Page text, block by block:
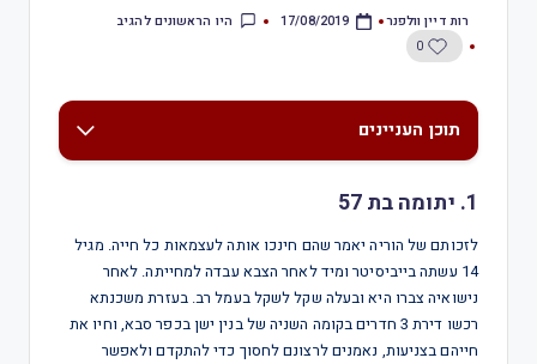
רות דיין וולפנר 17/08/2019
היו הראשונים להגיב
0
תוכן העניינים
1. יתומה בת 57
לזכותם של הוריה יאמר שהם חינכו אותה לעצמאות כל חייה. מגיל
14 עשתה בייביסיטר ומיד לאחר הצבא עבדה למחייתה. לאחר
נישואיה צברו היא ובעלה שקל לשקל בעמל רב. בעזרת משכנתא
רכשו דירת 3 חדרים בקומה השניה של בנין ישן בכפר סבא, וחיו את
חייהם בצניעות, נאמנים לרצונם לחסוך כדי להתקדם ולאפשר